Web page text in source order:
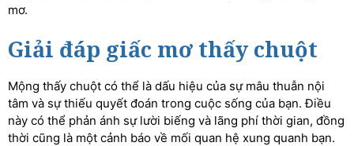
mơ.
Giải đáp giấc mơ thấy chuột
Mộng thấy chuột có thể là dấu hiệu của sự mâu thuẫn nội
tâm và sự thiếu quyết đoán trong cuộc sống của bạn. Điều
này có thể phản ánh sự lười biếng và lãng phí thời gian, đồng
thời cũng là một cảnh báo về mối quan hệ xung quanh bạn.